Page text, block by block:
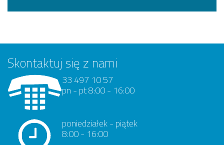
Skontaktuj się z nami
33 497 10 57
pn - pt 8:00 - 16:00
poniedziałek - piątek
8:00 - 16:00